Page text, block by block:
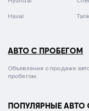
Haval Tank
АВТО С ПРОБЕГОМ
Объявления о продаже
пробегом.
ПОПУЛЯРНЫЕ АВТО